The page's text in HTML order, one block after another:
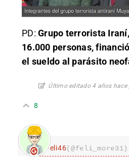
PD: Grupo terrorista
16.000 personas,
el sueldo al parásito
Último editado 4 años hace
8
Feli46(@feli_more31)